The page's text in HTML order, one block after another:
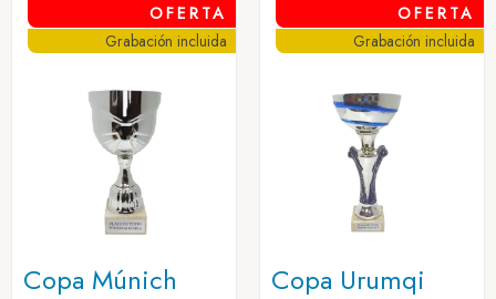
OFERTA
Grabación incluida
Copa Múnich
OFERTA
Grabación incluida
Copa Urumqi